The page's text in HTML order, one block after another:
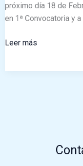
próximo día 18 de
en 1ª Convocatoria y
Leer más